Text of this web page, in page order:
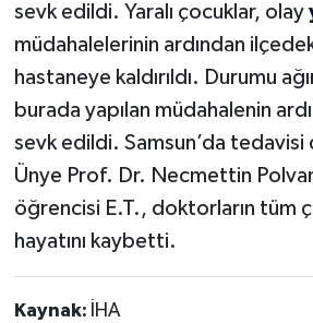
sevk edildi. Yaralı çocuklar, olay
müdahalelerinin ardından
hastaneye kaldırıldı. Durumu
burada yapılan müdahalenin
sevk edildi. Samsun’da tedavisi
Ünye Prof. Dr. Necmettin
öğrencisi E.T., doktorların tüm
hayatını kaybetti.
Kaynak: İHA